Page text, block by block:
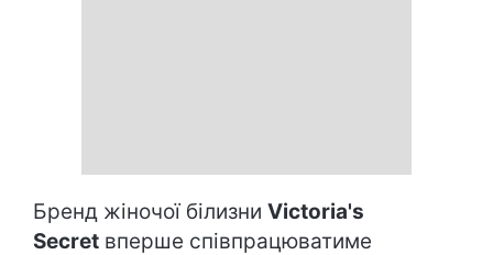
Бренд жіночої білизни Victoria's
Secret вперше співпрацюватиме